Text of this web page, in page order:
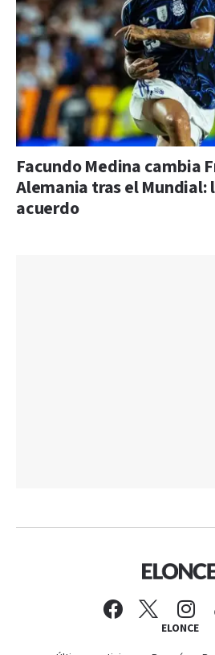
Facundo Medina cambia
Alemania tras el Mundial:
acuerdo
ELONCE